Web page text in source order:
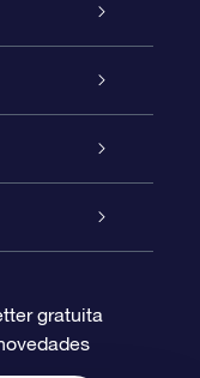
gratuita